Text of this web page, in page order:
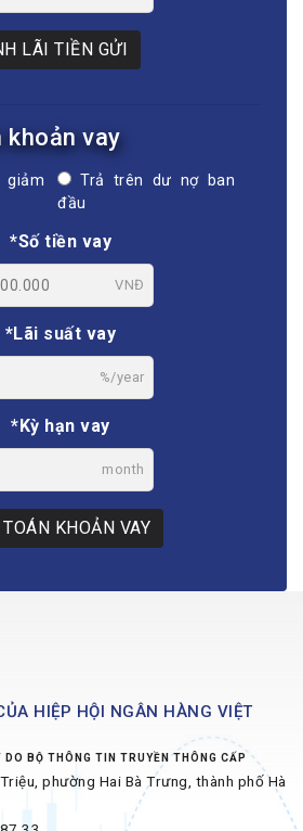
LÃI TIỀN GỬI
khoản vay
Trả trên dư nợ ban
đầu
*Số tiền vay
VNĐ
*Lãi suất vay
%/year
*Kỳ hạn vay
month
KHOẢN VAY
HIỆP HỘI NGÂN HÀNG VIỆT
BỘ THÔNG TIN TRUYỀN THÔNG CẤP
phường Hai Bà Trưng, thành phố Hà